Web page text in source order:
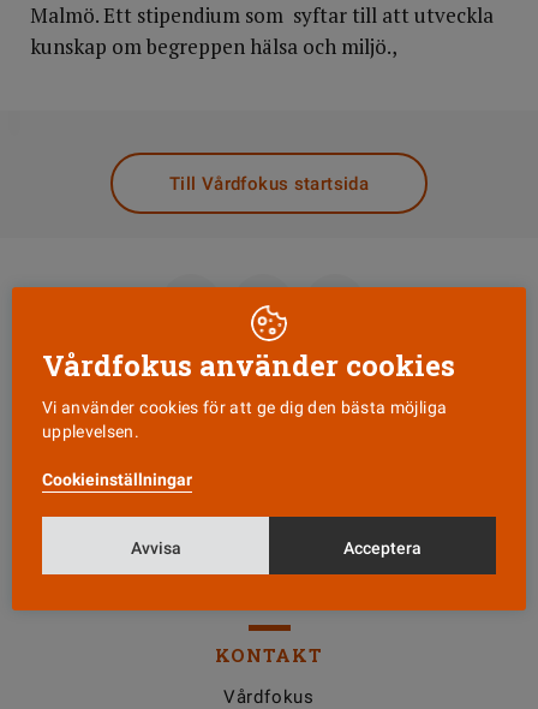
Malmö. Ett stipendium som syftar till att utveckla
kunskap om begreppen hälsa och miljö.,
Till Vårdfokus startsida
Läs senaste numret
KONTAKT
Vårdfokus
Vårdfokus använder cookies
Vi använder cookies för att ge dig den bästa möjliga
upplevelsen.
Cookieinställningar
Avvisa Acceptera